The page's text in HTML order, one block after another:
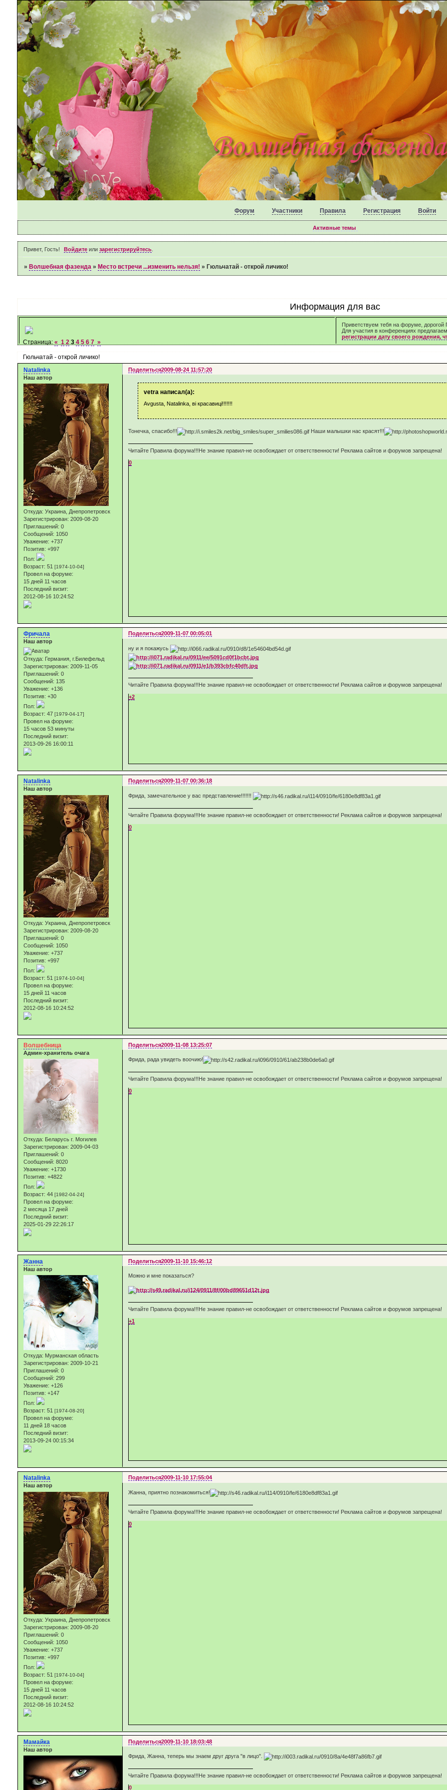
Форум Участники Правила Регистрация Войти
Активные темы
Привет, Гость! Войдите илизарегистрируйтесь
» Волшебная фазенда » Место встречи ...изменить нельзя! » Гюльчатай - открой личико!
Информация для вас
Приветствуем тебя на форуме, дорогой
Для участия в конференциях
регистрации дату своего
Гюльчатай - открой личико!
Страница: « 1 2 3 4 5 6 7 »
Поделиться2009-08-24 11:57:20
Natalinka
Наш автор
Откуда: Украина, Днепропетровск
Зарегистрирован: 2009-08-20
Приглашений: 0
Сообщений: 1050
Уважение: +737
Позитив: +997
Пол:
Возраст: 51 [1974-10-04]
Провел на форуме:
15 дней 11 часов
Последний визит:
2012-08-16 10:24:52
vetra написал(а):
Avgusta, Natalinka, ві красавиці!!!!!!!
Тонечка, спасибо!!! Наши малышки нас красят!!!
Читайте Правила форума!!!Не знание правил-не освобождает от ответственности! Реклама сайтов и форумов запрещена!
0
Поделиться2009-11-07 00:05:01
Фричала
Наш автор
Откуда: Германия, г.Билефельд
Зарегистрирован: 2009-11-05
Приглашений: 0
Сообщений: 135
Уважение: +136
Позитив: +30
Пол:
Возраст: 47 [1979-04-17]
Провел на форуме:
15 часов 53 минуты
Последний визит:
2013-09-26 16:00:11
ну и я покажусь
Читайте Правила форума!!!Не знание правил-не освобождает от ответственности! Реклама сайтов и форумов запрещена!
+2
Поделиться2009-11-07 00:36:18
Natalinka
Наш автор
Откуда: Украина, Днепропетровск
Зарегистрирован: 2009-08-20
Приглашений: 0
Сообщений: 1050
Уважение: +737
Позитив: +997
Пол:
Возраст: 51 [1974-10-04]
Провел на форуме:
15 дней 11 часов
Последний визит:
2012-08-16 10:24:52
Фрида, замечательное у вас представление!!!!!!!
Читайте Правила форума!!!Не знание правил-не освобождает от ответственности! Реклама сайтов и форумов запрещена!
0
Поделиться2009-11-08 13:25:07
Волшебница
Админ-хранитель очага
Откуда: Беларусь г. Могилев
Зарегистрирован: 2009-04-03
Приглашений: 0
Сообщений: 8020
Уважение: +1730
Позитив: +4822
Пол:
Возраст: 44 [1982-04-24]
Провел на форуме:
2 месяца 17 дней
Последний визит:
2025-01-29 22:26:17
Фрида, рада увидеть воочию!
Читайте Правила форума!!!Не знание правил-не освобождает от ответственности! Реклама сайтов и форумов запрещена!
0
Поделиться2009-11-10 15:46:12
Жанна
Наш автор
Откуда: Мурманская область
Зарегистрирован: 2009-10-21
Приглашений: 0
Сообщений: 299
Уважение: +126
Позитив: +147
Пол:
Возраст: 51 [1974-08-20]
Провел на форуме:
11 дней 18 часов
Последний визит:
2013-09-24 00:15:34
Можно и мне показаться?
Читайте Правила форума!!!Не знание правил-не освобождает от ответственности! Реклама сайтов и форумов запрещена!
+1
Поделиться2009-11-10 17:55:04
Natalinka
Наш автор
Откуда: Украина, Днепропетровск
Зарегистрирован: 2009-08-20
Приглашений: 0
Сообщений: 1050
Уважение: +737
Позитив: +997
Пол:
Возраст: 51 [1974-10-04]
Провел на форуме:
15 дней 11 часов
Последний визит:
2012-08-16 10:24:52
Жанна, приятно познакомиться!
Читайте Правила форума!!!Не знание правил-не освобождает от ответственности! Реклама сайтов и форумов запрещена!
0
Поделиться2009-11-10 18:03:48
Мамайка
Наш автор
Фрида, Жанна, теперь мы знаем друг друга "в лицо".
Читайте Правила форума!!!Не знание правил-не освобождает от ответственности! Реклама сайтов и форумов запрещена!
0